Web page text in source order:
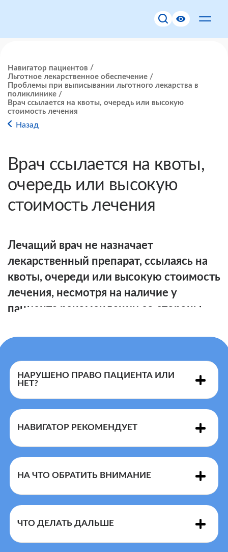
Навигатор пациентов
Льготное лекарственное обеспечение
Проблемы при выписывании льготного лекарства в
поликлинике
Врач ссылается на квоты, очередь или высокую
стоимость лечения
Назад
Врач ссылается на квоты,
очередь или высокую
стоимость лечения
Лечащий врач не назначает
лекарственный препарат, ссылаясь на
квоты, очереди или высокую стоимость
лечения, несмотря на наличие у
пациента рекомендации со стороны
НАРУШЕНО ПРАВО ПАЦИЕНТА ИЛИ
НЕТ?
лекарственного препарата
НАВИГАТОР РЕКОМЕНДУЕТ
НА ЧТО ОБРАТИТЬ ВНИМАНИЕ
ЧТО ДЕЛАТЬ ДАЛЬШЕ